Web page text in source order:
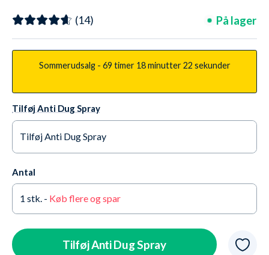
(14) På lager
Sommerudsalg - 69 timer 18 minutter21 sekunder
Tilføj Anti Dug Spray
Tilføj Anti Dug Spray
Nej tak På lager
Antal
1 stk. - Køb flere og spar
Tilføj Anti Dug Spray